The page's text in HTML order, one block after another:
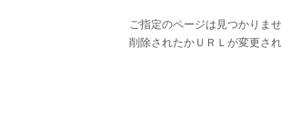
ご指定のページは見つかりませ
削除されたかＵＲＬが変更さ